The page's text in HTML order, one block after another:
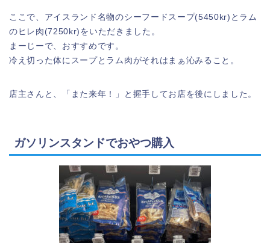
ここで、アイスランド名物のシーフードスープ(5450kr)とラム
のヒレ肉(7250kr)をいただきました。
まーじーで、おすすめです。
冷え切った体にスープとラム肉がそれはまぁ沁みること。
店主さんと、「また来年！」と握手してお店を後にしました。
ガソリンスタンドでおやつ購入